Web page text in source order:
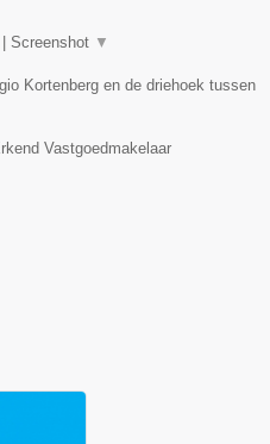
Screenshot ▼
Kortenberg en de driehoek tussen
Vastgoedmakelaar